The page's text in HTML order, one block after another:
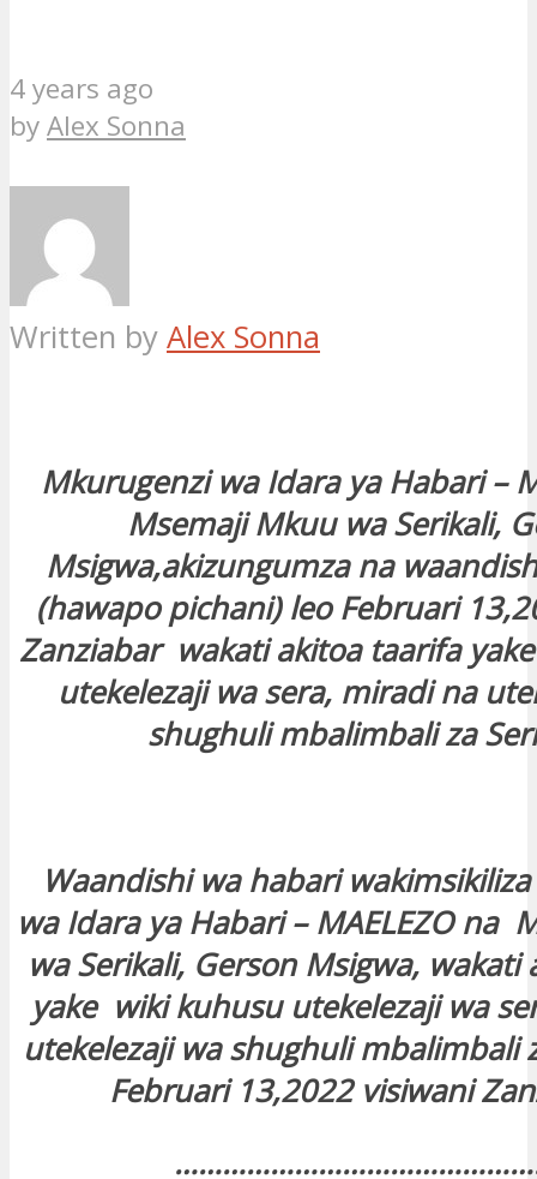
4 years ago
byAlex Sonna
Written by Alex Sonna
Mkurugenzi wa Idara ya Habari –
Msemaji Mkuu wa Serikali,
Msigwa,akizungumza na
(hawapo pichani) leo Februari
Zanziabar wakati akitoa taarifa
utekelezaji wa sera, miradi na
shughuli mbalimbali za
Waandishi wa habari
wa Idara ya Habari – MAELEZO na
wa Serikali, Gerson Msigwa, wakati
yake wiki kuhusu utekelezaji wa
utekelezaji wa shughuli mbalimbali
Februari 13,2022 visiwani